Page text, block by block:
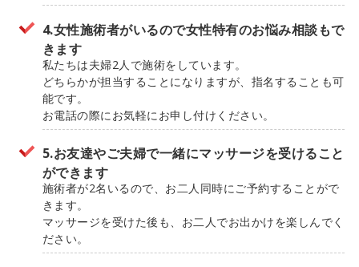
4.女性施術者がいるので女性特有のお悩み相談もで
きます
私たちは夫婦2人で施術をしています。
どちらかが担当することになりますが、指名することも可
能です。
お電話の際にお気軽にお申し付けください。
5.お友達やご夫婦で一緒にマッサージを受けること
ができます
施術者が2名いるので、お二人同時にご予約することがで
きます。
マッサージを受けた後も、お二人でお出かけを楽しんでく
ださい。